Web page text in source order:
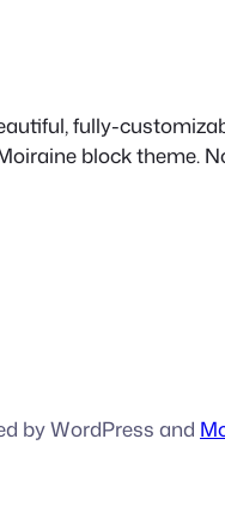
fully-
block theme.
by WordPress and